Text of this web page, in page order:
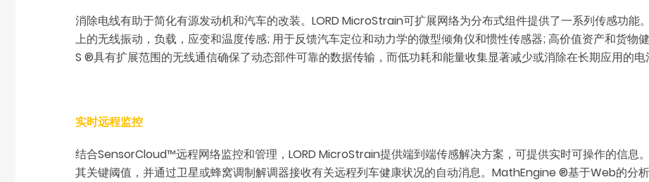
消除电线有助于简化有源发动机和汽车的改装。LORD MicroStrain可扩展网络为分布式组件提供了一系列传感功能
上的无线振动，负载，应变和温度传感; 用于反馈汽车定位和动力学的微型倾角仪和惯性传感器; 高价值资产和货物
S ®具有扩展范围的无线通信确保了动态部件可靠的数据传输，而低功耗和能量收集显著减少或消除在长期应用的电
实时远程监控
结合SensorCloud™远程网络监控和管理，LORD MicroStrain提供端到端传感解决方案，可提供实时可操作的信息
其关键阈值，并通过卫星或蜂窝调制解调器接收有关远程列车健康状况的自动消息。MathEngine ®基于Web的分